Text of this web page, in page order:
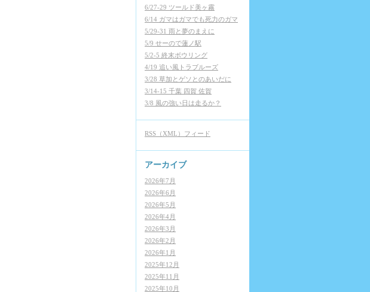
6/27-29 ツールド美ヶ霧
6/14 ガマはガマでも死力のガマ
5/29-31 雨と夢のまえに
5/9 せーので蓮ノ駅
5/2-5 終末ボウリング
4/19 追い風トラブルーズ
3/28 草加とゲソとのあいだに
3/14-15 千葉 四賀 佐賀
3/8 風の強い日は走るか？
RSS（XML）フィード
アーカイブ
2026年7月
2026年6月
2026年5月
2026年4月
2026年3月
2026年2月
2026年1月
2025年12月
2025年11月
2025年10月